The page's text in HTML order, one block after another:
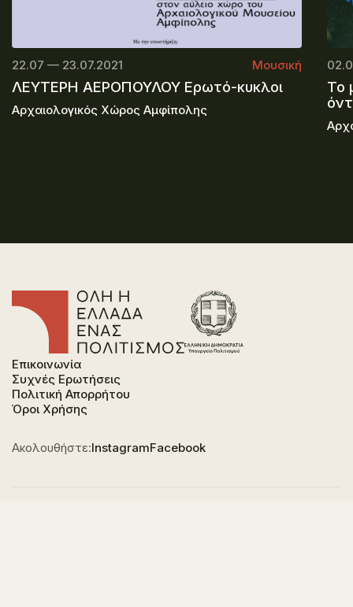
22.07 — 23.07.2021 Μουσική
ΛΕΥΤΕΡΗ ΑΕΡΟΠΟΥΛΟΥ Ερωτό-κυκλοι
Αρχαιολογικός Χώρος Αμφίπολης
Το
Επικοινωνία
Συχνές Ερωτήσεις
Πολιτική Απορρήτου
Όροι Χρήσης
Ακολουθήστε:InstagramFacebook